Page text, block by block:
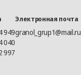
949
040
997
Электронная почта
granol_grup1@mail.ru